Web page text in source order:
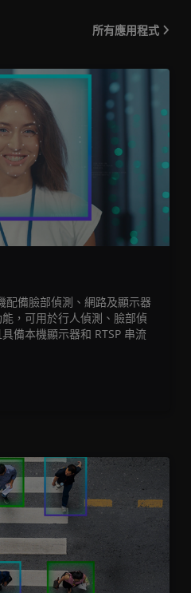
所有應用程式
備臉部偵測、網路及顯示器
，可用於行人偵測、臉部偵
備本機顯示器和 RTSP 串流